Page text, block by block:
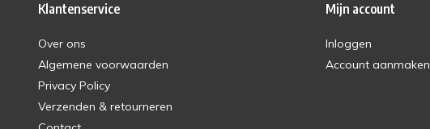
Klantenservice
Over ons
Algemene voorwaarden
Privacy Policy
Verzenden & retourneren
Mijn account
Inloggen
Account aanmaken